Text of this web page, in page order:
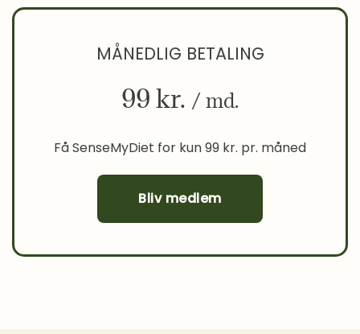
MÅNEDLIG BETALING
99 kr. / md.
Få SenseMyDiet for kun 99 kr. pr. måned
Bliv medlem